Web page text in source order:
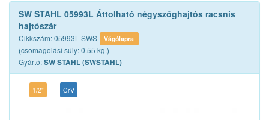
SW STAHL 05993L Áttolható négyszöghajtós racsnis
hajtószár
Cikkszám: 05993L-SWS Vágólapra
(csomagolási súly: 0.55 kg.)
Gyártó:SW STAHL (SWSTAHL)
1/2" CrV